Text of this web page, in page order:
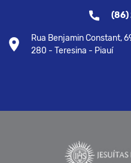
(86)
Rua Benjamin Constant,
280 - Teresina - Piauí